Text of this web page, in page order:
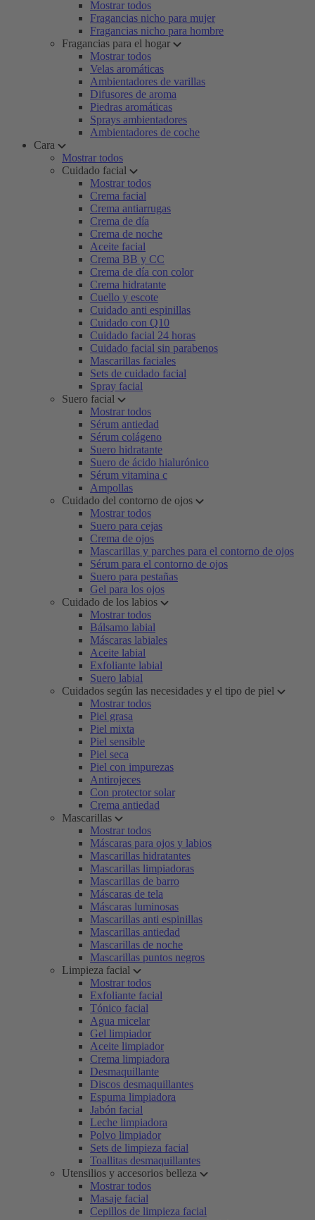
Mostrar todos
Fragancias nicho para mujer
Fragancias nicho para hombre
Fragancias para el hogar
Mostrar todos
Velas aromáticas
Ambientadores de varillas
Difusores de aroma
Piedras aromáticas
Sprays ambientadores
Ambientadores de coche
Cara
Mostrar todos
Cuidado facial
Mostrar todos
Crema facial
Crema antiarrugas
Crema de día
Crema de noche
Aceite facial
Crema BB y CC
Crema de día con color
Crema hidratante
Cuello y escote
Cuidado anti espinillas
Cuidado con Q10
Cuidado facial 24 horas
Cuidado facial sin parabenos
Mascarillas faciales
Sets de cuidado facial
Spray facial
Suero facial
Mostrar todos
Sérum antiedad
Sérum colágeno
Suero hidratante
Suero de ácido hialurónico
Sérum vitamina c
Ampollas
Cuidado del contorno de ojos
Mostrar todos
Suero para cejas
Crema de ojos
Mascarillas y parches para el contorno de ojos
Sérum para el contorno de ojos
Suero para pestañas
Gel para los ojos
Cuidado de los labios
Mostrar todos
Bálsamo labial
Máscaras labiales
Aceite labial
Exfoliante labial
Suero labial
Cuidados según las necesidades y el tipo de piel
Mostrar todos
Piel grasa
Piel mixta
Piel sensible
Piel seca
Piel con impurezas
Antirojeces
Con protector solar
Crema antiedad
Mascarillas
Mostrar todos
Máscaras para ojos y labios
Mascarillas hidratantes
Mascarillas limpiadoras
Mascarillas de barro
Máscaras de tela
Máscaras luminosas
Mascarillas anti espinillas
Mascarillas antiedad
Mascarillas de noche
Mascarillas puntos negros
Limpieza facial
Mostrar todos
Exfoliante facial
Tónico facial
Agua micelar
Gel limpiador
Aceite limpiador
Crema limpiadora
Desmaquillante
Discos desmaquillantes
Espuma limpiadora
Jabón facial
Leche limpiadora
Polvo limpiador
Sets de limpieza facial
Toallitas desmaquillantes
Utensilios y accesorios belleza
Mostrar todos
Masaje facial
Cepillos de limpieza facial